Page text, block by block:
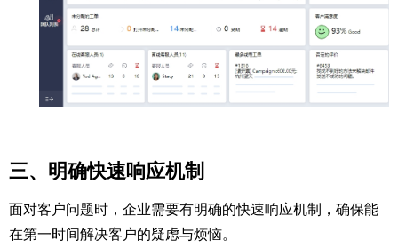
三、明确快速响应机制
面对客户问题时，企业需要有明确的快速响应机制，确保能
在第一时间解决客户的疑虑与烦恼。